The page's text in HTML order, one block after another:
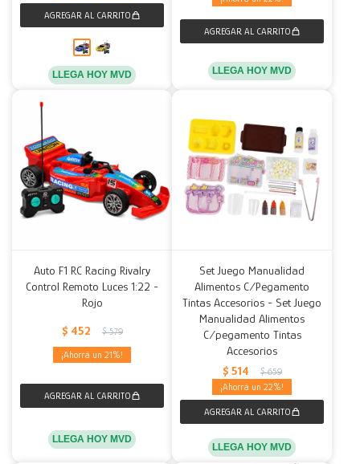
LLEGA HOY MVD LLEGA HOY MVD
Auto F1 RC Racing Rivalry
Control Remoto Luces 1:22 -
Rojo
$ 452 $ 579
21
LLEGA HOY MVD
Set Juego Manualidad
Alimentos C/Pegamento
Tintas Accesorios - Set Juego
Manualidad Alimentos
C/pegamento Tintas
Accesorios
$ 514 $ 659
22
LLEGA HOY MVD